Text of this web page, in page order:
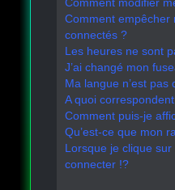
Comment empêcher
connectés ?
Les heures ne sont
J’ai changé mon
Ma langue n’est pas
A quoi
Comment puis-je
Qu’est-ce que mon
Lorsque je clique sur
connecter !?